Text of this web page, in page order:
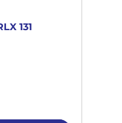
131